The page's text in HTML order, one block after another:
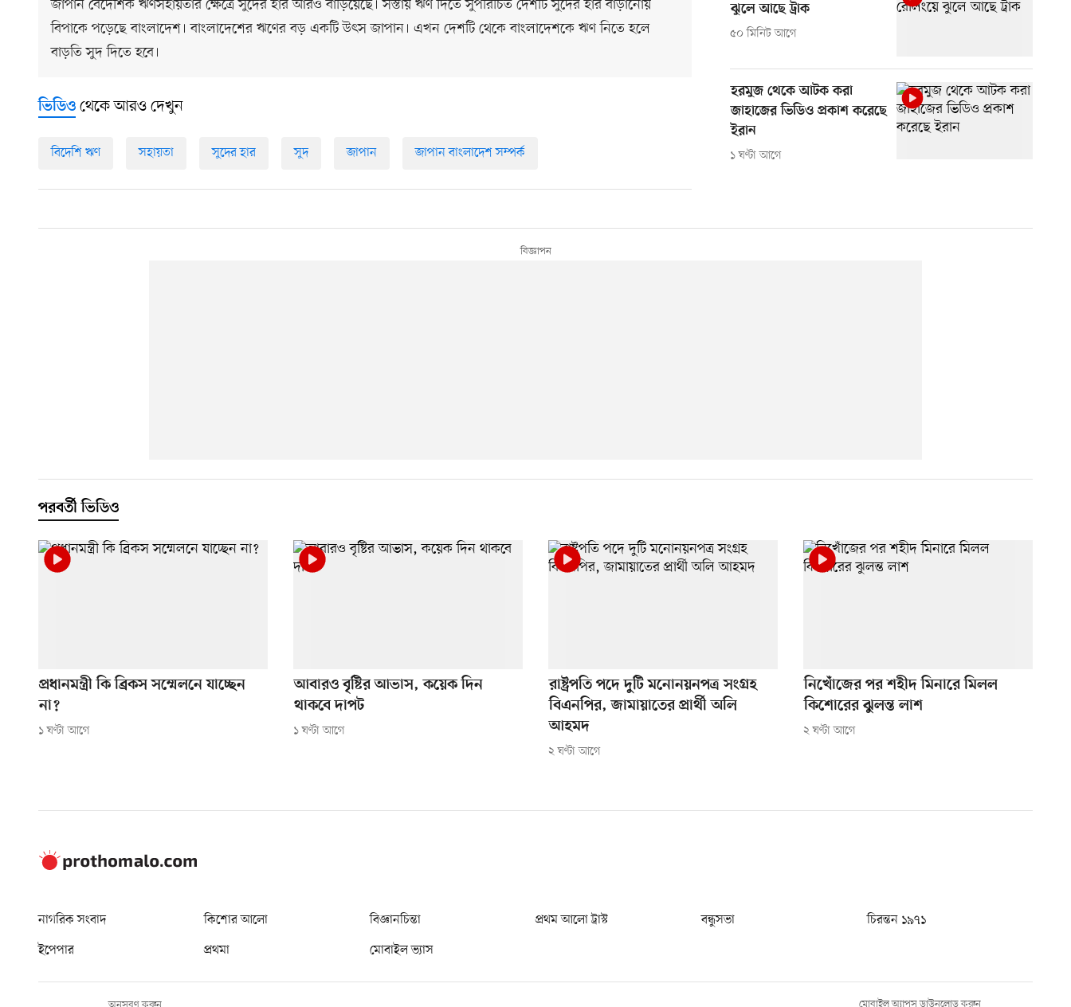
জাপান বৈদেশিক ঋণসহায়তার ক্ষেত্রে সুদের হার আরও বাড়িয়েছে। সস্তায় ঋণ দিতে সুপরিচিত দেশটি সুদের হার বাড়ানোয়
বিপাকে পড়েছে বাংলাদেশ। বাংলাদেশের ঋণের বড় একটি উৎস জাপান। এখন দেশটি থেকে বাংলাদেশকে ঋণ নিতে হলে
বাড়তি সুদ দিতে হবে।
ঝুলে আছে ট্রাক
৫০ মিনিট আগে
হরমুজ থেকে আটক করা
জাহাজের ভিডিও প্রকাশ করেছে
ইরান
১ ঘণ্টা আগে
ভিডিও থেকে আরও দেখুন
বিদেশি ঋণ সহায়তা সুদের হার সুদ জাপান জাপান বাংলাদেশ সম্পর্ক
পরবর্তী ভিডিও
প্রধানমন্ত্রী কি ব্রিকস সম্মেলনে যাচ্ছেন
না?
১ ঘণ্টা আগে
আবারও বৃষ্টির আভাস, কয়েক দিন
থাকবে দাপট
১ ঘণ্টা আগে
রাষ্ট্রপতি পদে দুটি মনোনয়নপত্র সংগ্রহ
বিএনপির, জামায়াতের প্রার্থী অলি
আহমদ
২ ঘণ্টা আগে
নিখোঁজের পর শহীদ মিনারে মিলল
কিশোরের ঝুলন্ত লাশ
২ ঘণ্টা আগে
নাগরিক সংবাদ কিশোর আলো বিজ্ঞানচিন্তা প্রথম আলো ট্রাস্ট বন্ধুসভা
চিরন্তন ১৯৭১
ইপেপার
প্রথমা মোবাইল ভ্যাস
মোবাইল অ্যাপস ডাউনলোড করুন